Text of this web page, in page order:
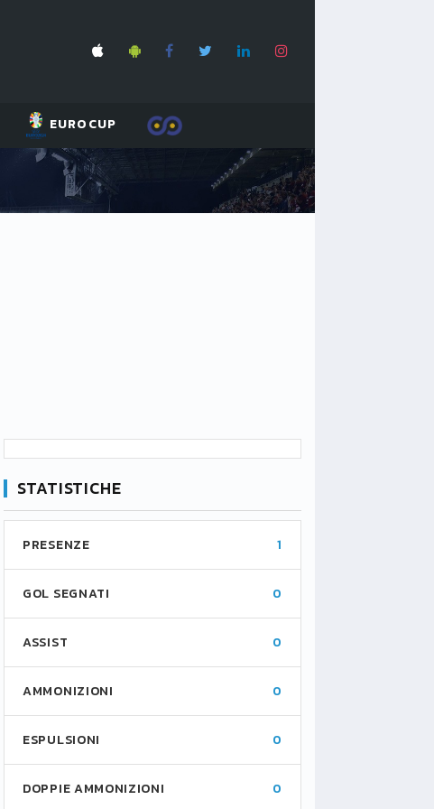
EUROCUP
STATISTICHE
PRESENZE 1
GOL SEGNATI 0
ASSIST 0
AMMONIZIONI 0
ESPULSIONI 0
DOPPIE AMMONIZIONI 0